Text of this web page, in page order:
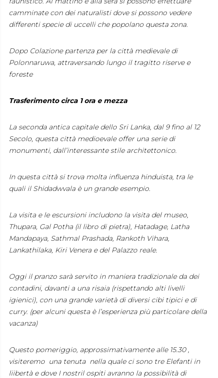
camminate con dei naturalisti dove si possono vedere
differenti specie di uccelli che popolano questa zona.
Dopo Colazione partenza per la città medievale di
Polonnaruwa, attraversando lungo il tragitto riserve e
foreste
Trasferimento circa 1 ora e mezza
La seconda antica capitale dello Sri Lanka, dal 9 fino al 12
Secolo, questa città medioevale offer una serie di
monumenti, dall’interessante stile architettonico.
In questa città si trova molta influenza hinduista, tra le
quali il Shidadwvala è un grande esempio.
La visita e le escursioni includono la visita del museo,
Thupara, Gal Potha (il libro di pietra), Hatadage, Latha
Mandapaya, Sathmal Prashada, Rankoth Vihara,
Lankathilaka, Kiri Venera e del Palazzo reale.
Oggi il pranzo sarà servito in maniera tradizionale da dei
contadini, davanti a una risaia (rispettando alti livelli
igienici), con una grande varietà di diversi cibi tipici e di
curry. (per alcuni questa è l’esperienza più particolare della
vacanza)
Questo pomeriggio, approssimativamente alle 15.30 ,
visiteremo una tenuta nella quale ci sono tre Elefanti in
liibertà e dove I nostril ospiti avranno la possibilità di